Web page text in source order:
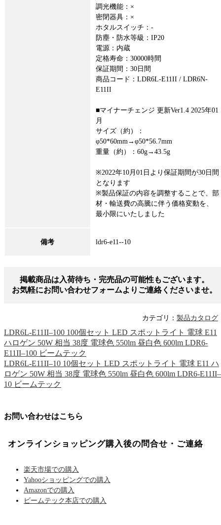
調光機能：×
密閉器具：×
ホタルスイッチ：-
防塵・防水等級：IP20
電源：内蔵
定格寿命：30000時間
保証期間：30日間
商品コード：LDR6L-E11II / LDR6N-
E11II
■マイナーチェンジ 更新Ver1.4 2025年01
月
サイズ（約）：
φ50*60mm→φ50*56.7mm
重量（約）：60g→43.5g
※2022年10月01日より保証期間が30日間
となります
※製品保証の内容を調整することで、部
材・輸送費の高騰に伴う価格変動を、
最小限にいたしました
備考 ldr6-e11--10
掲載商品は入荷待ち・完売品の可能性もございます。
お気軽にお問い合わせフォームよりご連絡くださいませ。
カテゴリ： 製品カタログ
LDR6L-E11II–100 100個セット LED スポットライト 電球 E11
ハロゲン 50W 相当 38度 電球色 550lm 昼白色 600lm LDR6-
E11II–100 ビームテック
LDR6L-E11II–10 10個セット LED スポットライト 電球 E11 ハ
ロゲン 50W 相当 38度 電球色 550lm 昼白色 600lm LDR6-E11II–
10 ビームテック
お問い合わせはこちら
オンラインショッピング購入後の問合せ・ご連絡
楽天市場での購入
Yahooショッピングでの購入
Amazonでの購入
ビームテック本店での購入